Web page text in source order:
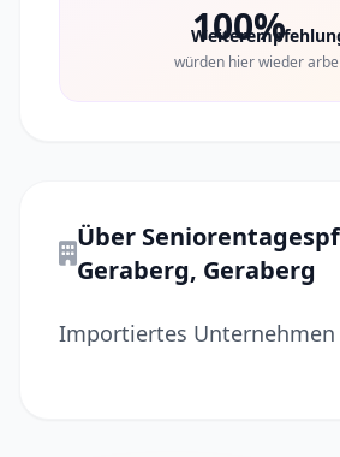
100%
würden hier wieder
Über
Geraberg, Geraberg
Importiertes Unternehmen